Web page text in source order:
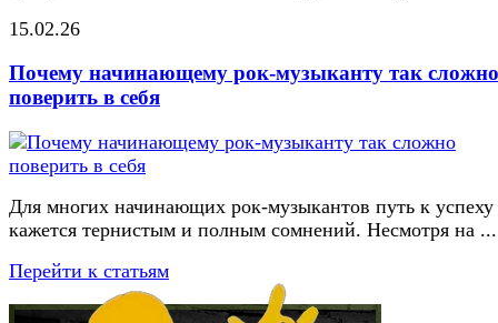
15.02.26
Почему начинающему рок-музыканту так сложно
поверить в себя
Для многих начинающих рок-музыкантов путь к успеху
кажется тернистым и полным сомнений. Несмотря на ...
Перейти к статьям